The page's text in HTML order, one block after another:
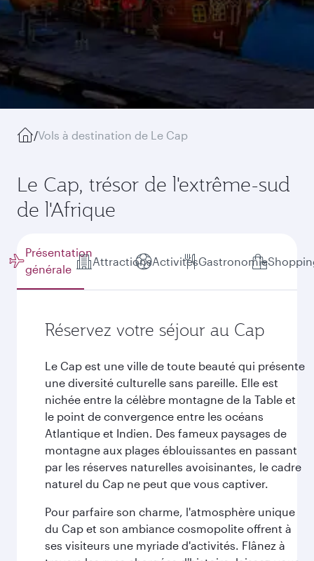
/Vols à destination de Le Cap
Le Cap, trésor de l'extrême-sud
de l'Afrique
Présentation
générale
AttractionsActivitésGastronomie
Réservez votre séjour au Cap
Le Cap est une ville de toute beauté qui présente
une diversité culturelle sans pareille. Elle est
nichée entre la célèbre montagne de la Table et
le point de convergence entre les océans
Atlantique et Indien. Des fameux paysages de
montagne aux plages éblouissantes en passant
par les réserves naturelles avoisinantes, le cadre
naturel du Cap ne peut que vous captiver.
Pour parfaire son charme, l'atmosphère unique
du Cap et son ambiance cosmopolite offrent à
ses visiteurs une myriade d'activités. Flânez à